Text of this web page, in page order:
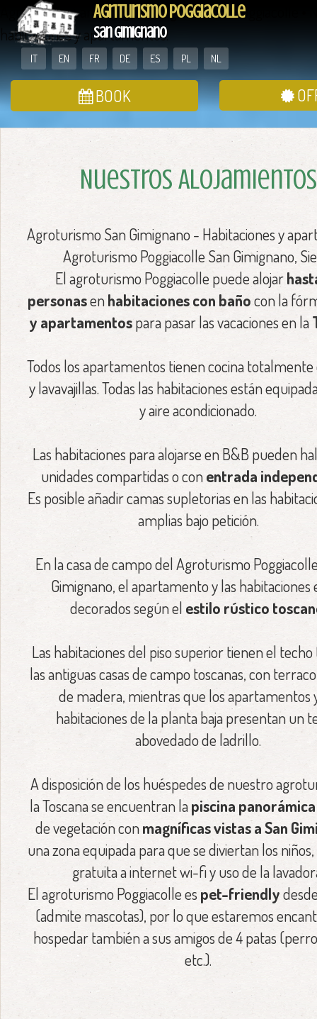
Agriturismo San Gimignano Agriturismo Poggiacolle •
habitaciones y apartamentos.
Agriturismo Poggiacolle
San Gimignano
IT EN FR DE ES PL NL
BOOK
Nuestros Alojamientos
Agroturismo San Gimignano - Habitaciones y
Agroturismo Poggiacolle San Gimignano,
El agroturismo Poggiacolle puede alojar
personasenhabitaciones con bañocon la
y apartamentospara pasar las vacaciones en la
Todos los apartamentos tienen cocina totalmente
y lavavajillas. Todas las habitaciones están
y aire acondicionado.
Las habitaciones para alojarse en B&B pueden
unidades compartidas o conentrada
Es posible añadir camas supletorias en las
amplias bajo petición.
En la casa de campo del Agroturismo
Gimignano, el apartamento y las habitaciones
decorados según el estilo rústico
Las habitaciones del piso superior tienen el
las antiguas casas de campo toscanas, con
de madera, mientras que los apartamentos
habitaciones de la planta baja presentan un
abovedado de ladrillo.
A disposición de los huéspedes de nuestro
la Toscana se encuentran lapiscina panorámica
de vegetación conmagníficas vistas a San
una zona equipada para que se diviertan los
gratuita a internet wi-fi y uso de la
El agroturismo Poggiacolle es pet-friendly
(admite mascotas), por lo que estaremos
hospedar también a sus amigos de 4 patas
etc.).